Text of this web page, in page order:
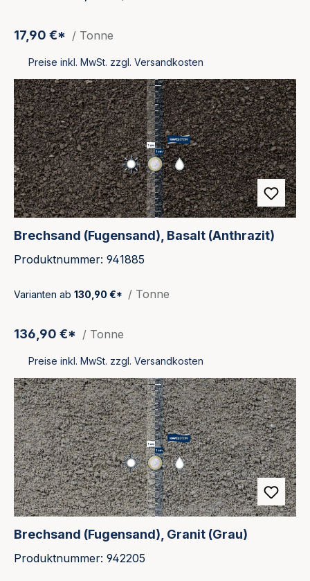
17,90 €* / Tonne
Preise inkl. MwSt. zzgl. Versandkosten
Brechsand (Fugensand), Basalt (Anthrazit)
Produktnummer: 941885
Varianten ab 130,90 €* / Tonne
136,90 €* / Tonne
Preise inkl. MwSt. zzgl. Versandkosten
Brechsand (Fugensand), Granit (Grau)
Produktnummer: 942205